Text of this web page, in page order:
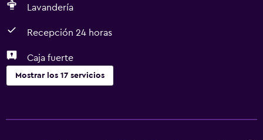
Lavandería
Recepción 24 horas
Caja fuerte
Mostrar los 17 servicios
Servicio de habitaciones